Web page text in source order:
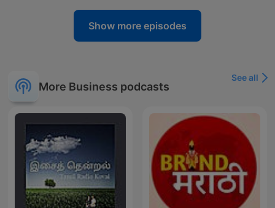
Show more episodes
More Business podcasts
See all